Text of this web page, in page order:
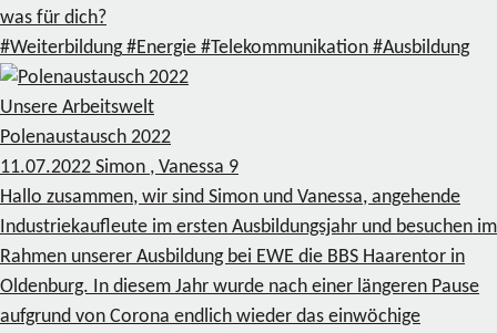
was für dich?
#Weiterbildung #Energie #Telekommunikation #Ausbildung
Unsere Arbeitswelt
Polenaustausch 2022
11.07.2022 Simon , Vanessa 9
Hallo zusammen, wir sind Simon und Vanessa, angehende
Industriekaufleute im ersten Ausbildungsjahr und besuchen im
Rahmen unserer Ausbildung bei EWE die BBS Haarentor in
Oldenburg. In diesem Jahr wurde nach einer längeren Pause
aufgrund von Corona endlich wieder das einwöchige